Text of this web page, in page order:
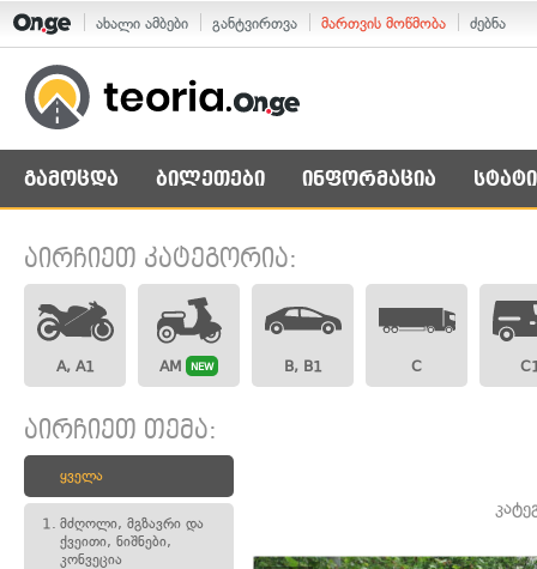
ახალი ამბები განტვირთვა მართვის მოწმობა ძებნა
გამოცდა ბილეთები ინფორმაცია
აირჩიეთ კატეგორია:
A, A1 AM NEW B, B1 C
აირჩიეთ თემა:
ყველა
1. მძღოლი, მგზავრი და
ქვეითი, ნიშნები,
კონვეცია